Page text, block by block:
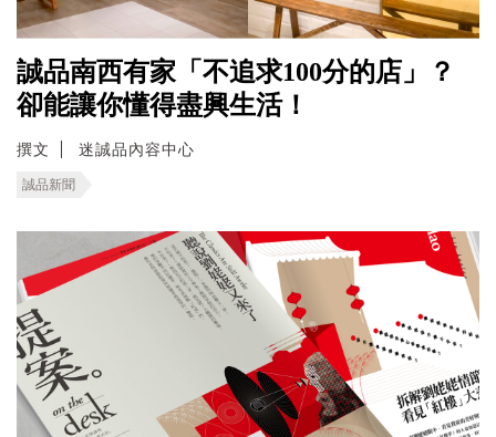
誠品南西有家「不追求100分的店」？
卻能讓你懂得盡興生活！
撰文 迷誠品內容中心
誠品新聞